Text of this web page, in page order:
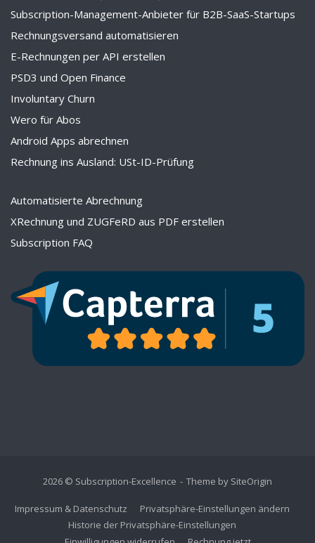
Subscription-Management-Anbieter für B2B-SaaS-Startups
Rechnungsversand automatisieren
E-Rechnungen per API erstellen
PSD3 und Open Finance
Involuntary Churn
Wero für Abos
Android Apps abrechnen
Rechnung ins Ausland: USt-ID-Prüfung
Automatisierte Abrechnung
XRechnung und ZUGFeRD aus PDF erstellen
Subscription FAQ
2026 © Subscription-Excellence Theme by SiteOrigin
Impressum & Datenschutz
Privatsphäre-Einstellungen ändern
Historie der Privatsphäre-Einstellungen